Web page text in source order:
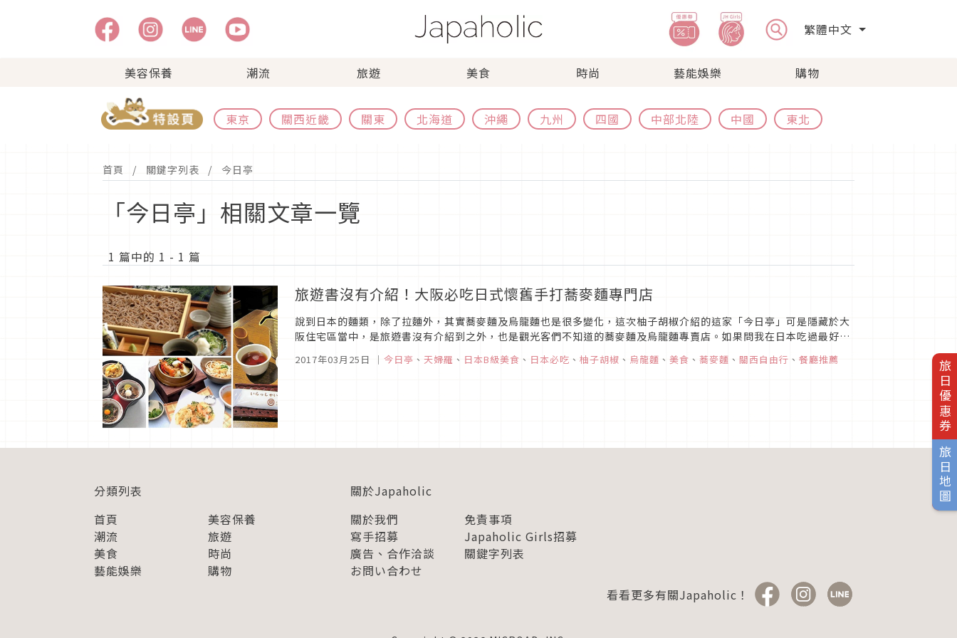
繁體中文
美容保養 潮流 旅遊 美食 時尚 藝能娛樂 購物
東京 關西近畿 關東 北海道 沖繩 九州 四國 中部北陸 中國 東北
旅日優惠券
旅日地圖
首頁 關鍵字列表 今日亭
「今日亭」相關文章一覽
1 篇中的 1 - 1 篇
旅遊書沒有介紹！大阪必吃日式懷舊手打蕎麥麵專門店
說到日本的麵類，除了拉麵外，其實蕎麥麵及烏龍麵也是很多變化，這次柚子胡椒介紹的這家「今日亭」可是隱藏於大
阪住宅區當中，是旅遊書沒有介紹到之外，也是觀光客們不知道的蕎麥麵及烏龍麵專賣店。如果問我在日本吃過最好吃
的蕎麥麵在哪裡，一定會推薦今日亭的手打蕎麥麵。
2017年03月25日 ｜ 今日亭 、 天婦羅 、 日本B級美食 、 日本必吃 、 柚子胡椒 、 烏龍麵 、 美食 、 蕎麥麵 、 關西自由行 、 餐廳推薦
分類列表
首頁
美容保養
潮流
旅遊
美食
時尚
藝能娛樂
購物
關於Japaholic
關於我們
免責事項
寫手招募
Japaholic Girls招募
廣告、合作洽談
關鍵字列表
お問い合わせ
看看更多有關Japaholic！